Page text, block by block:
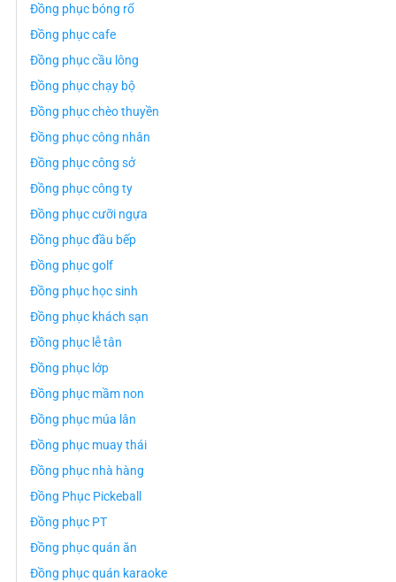
Đồng phục bóng rổ
Đồng phục cafe
Đồng phục cầu lông
Đồng phục chạy bộ
Đồng phục chèo thuyền
Đồng phục công nhân
Đồng phục công sở
Đồng phục công ty
Đồng phục cưỡi ngựa
Đồng phục đầu bếp
Đồng phục golf
Đồng phục học sinh
Đồng phục khách sạn
Đồng phục lễ tân
Đồng phục lớp
Đồng phục mầm non
Đồng phục múa lân
Đồng phục muay thái
Đồng phục nhà hàng
Đồng Phục Pickeball
Đồng phục PT
Đồng phục quán ăn
Đồng phục quán karaoke